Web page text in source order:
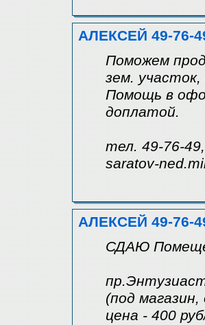
АЛЕКСЕЙ 49-76-
Поможем
зем.
Помощь в
доплатой.
тел. 49-76-
saratov-
АЛЕКСЕЙ 49-76-
СДАЮ
(под
цена - 400